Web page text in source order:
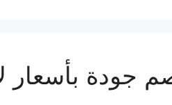
عفش بمكة بـ35%خصم جودة بأسعار